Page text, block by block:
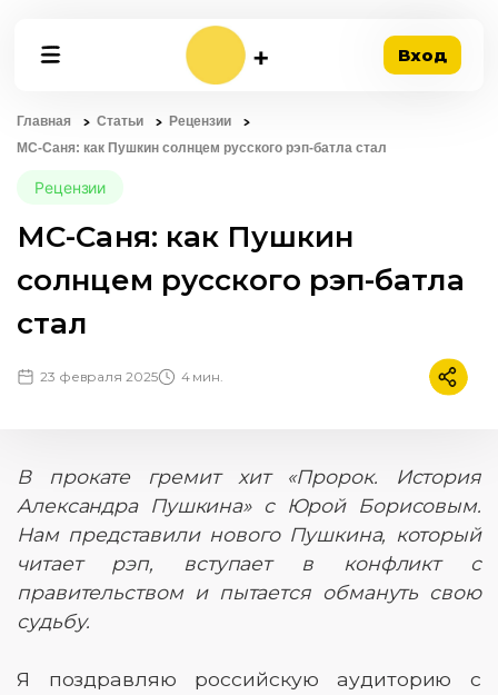
Вход
Главная Статьи
Рецензии
МС-Саня: как Пушкин солнцем русского рэп-батла стал
Рецензии
МС-Саня: как Пушкин
солнцем русского рэп-батла
стал
23 февраля 2025 4 мин.
В прокате гремит хит «Пророк. История
Александра Пушкина» с Юрой Борисовым.
Нам представили нового Пушкина, который
читает рэп, вступает в конфликт с
правительством и пытается обмануть свою
судьбу.
Я поздравляю российскую аудиторию с